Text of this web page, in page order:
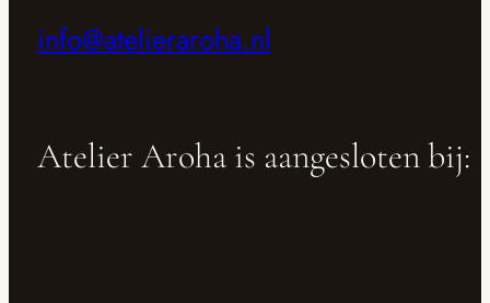
info@atelieraroha.nl
Atelier Aroha is aangesloten bij: